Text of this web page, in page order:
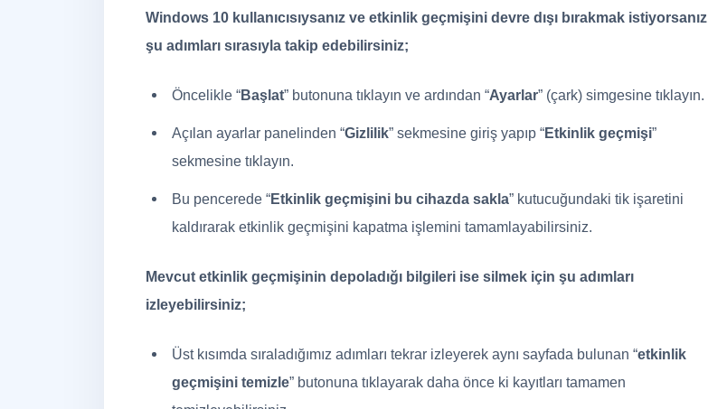
Windows 10 kullanıcısıysanız ve etkinlik geçmişini devre dışı bırakmak istiyorsanız
şu adımları sırasıyla takip edebilirsiniz;
Öncelikle “Başlat” butonuna tıklayın ve ardından “Ayarlar” (çark) simgesine tıklayın.
Açılan ayarlar panelinden “Gizlilik” sekmesine giriş yapıp “Etkinlik geçmişi”
sekmesine tıklayın.
Bu pencerede “Etkinlik geçmişini bu cihazda sakla” kutucuğundaki tik işaretini
kaldırarak etkinlik geçmişini kapatma işlemini tamamlayabilirsiniz.
Mevcut etkinlik geçmişinin depoladığı bilgileri ise silmek için şu adımları
izleyebilirsiniz;
Üst kısımda sıraladığımız adımları tekrar izleyerek aynı sayfada bulunan “etkinlik
geçmişini temizle” butonuna tıklayarak daha önce ki kayıtları tamamen